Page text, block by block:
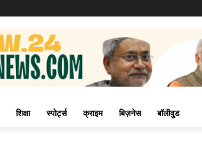
शिक्षा स्पोर्ट्स क्राइम बिज़नेस बॉलीवुड